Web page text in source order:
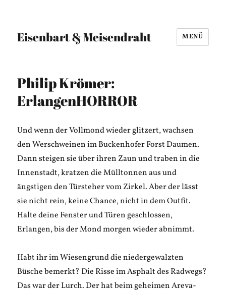
Eisenbart & Meisendraht MENÜ
Philip Krömer:
ErlangenHORROR
Und wenn der Vollmond wieder glitzert, wachsen
den Werschweinen im Buckenhofer Forst Daumen.
Dann steigen sie über ihren Zaun und traben in die
Innenstadt, kratzen die Mülltonnen aus und
ängstigen den Türsteher vom Zirkel. Aber der lässt
sie nicht rein, keine Chance, nicht in dem Outfit.
Halte deine Fenster und Türen geschlossen,
Erlangen, bis der Mond morgen wieder abnimmt.
Habt ihr im Wiesengrund die niedergewalzten
Büsche bemerkt? Die Risse im Asphalt des Radwegs?
Das war der Lurch. Der hat beim geheimen Areva-